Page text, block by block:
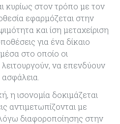
κυρίως στον τρόπο με τον
εφαρμόζεται στην
και ίση μεταχείριση
για ένα δίκαιο
στο οποίο οι
να επενδύουν
η ισονομία δοκιμάζεται
αντιμετωπίζονται με
διαφοροποίησης στην